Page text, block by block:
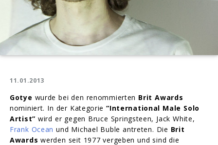
11.01.2013
Gotye wurde bei den renommierten Brit Awards
nominiert. In der Kategorie“International Male Solo
Artist”wird er gegen Bruce Springsteen, Jack White,
Frank Ocean und Michael Buble antreten. Die Brit
Awards werden seit 1977 vergeben und sind die